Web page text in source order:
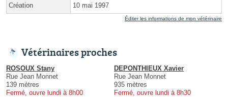
Création 10 mai 1997
Éditer les informations de mon vétérinaire
Vétérinaires proches
ROSOUX Stany
Rue Jean Monnet
139 mètres
Fermé, ouvre lundi à 8h00
DEPONTHIEUX Xavier
Rue Jean Monnet
935 mètres
Fermé, ouvre lundi à 8h30